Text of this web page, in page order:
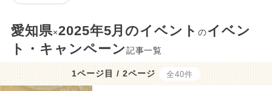
愛知県×2025年5月のイベントのイベン
ト・キャンペーン記事一覧
1ページ目 / 2ページ 全40件